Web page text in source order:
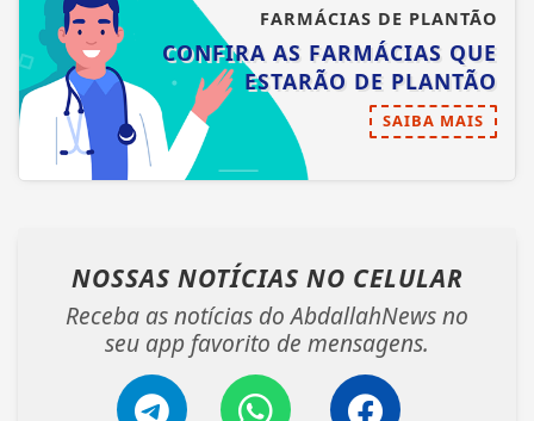
FARMÁCIAS DE PLANTÃO
CONFIRA AS FARMÁCIAS QUE
ESTARÃO DE PLANTÃO
SAIBA MAIS
NOSSAS NOTÍCIAS NO CELULAR
Receba as notícias do AbdallahNews no
seu app favorito de mensagens.